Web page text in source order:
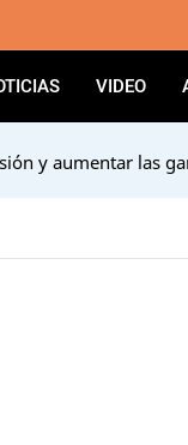
VIDEO
y aumentar las